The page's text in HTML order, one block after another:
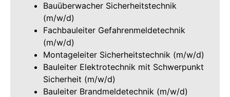
Bauüberwacher Sicherheitstechnik
(m/w/d)
Fachbauleiter Gefahrenmeldetechnik
(m/w/d)
Montageleiter Sicherheitstechnik (m/w/d)
Bauleiter Elektrotechnik mit Schwerpunkt
Sicherheit (m/w/d)
Bauleiter Brandmeldetechnik (m/w/d)